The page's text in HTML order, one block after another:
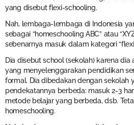
yang disebut flexi-schooling.
Nah, lembaga-lembaga di Indonesia
sebagai “homeschooling ABC” atau
sebenarnya masuk dalam kategori
Dia disebut school (sekolah) karena
yang menyelenggarakan pendidikan
formal. Dia dibedakan dengan sekolah
pendekatannya berbeda: masuk 2-3
metode belajar yang berbeda, dsb.
homeschooling.